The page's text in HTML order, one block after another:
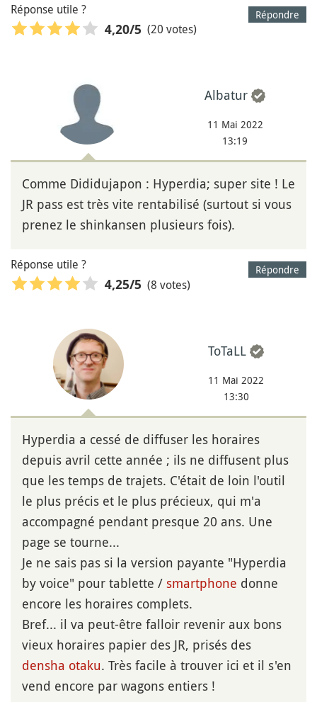
Répondre
Réponse utile ?
4,20/5 (20 votes)
Albatur
11 Mai 2022
13:19
Comme Dididujapon : Hyperdia; super site ! Le
JR pass est très vite rentabilisé (surtout si vous
prenez le shinkansen plusieurs fois).
Répondre
Réponse utile ?
4,25/5 (8 votes)
ToTaLL
11 Mai 2022
13:30
Hyperdia a cessé de diffuser les horaires
depuis avril cette année ; ils ne diffusent plus
que les temps de trajets. C'était de loin l'outil
le plus précis et le plus précieux, qui m'a
accompagné pendant presque 20 ans. Une
page se tourne...
Je ne sais pas si la version payante "Hyperdia
by voice" pour tablette / smartphone donne
encore les horaires complets.
Bref... il va peut-être falloir revenir aux bons
vieux horaires papier des JR, prisés des
densha otaku. Très facile à trouver ici et il s'en
vend encore par wagons entiers !